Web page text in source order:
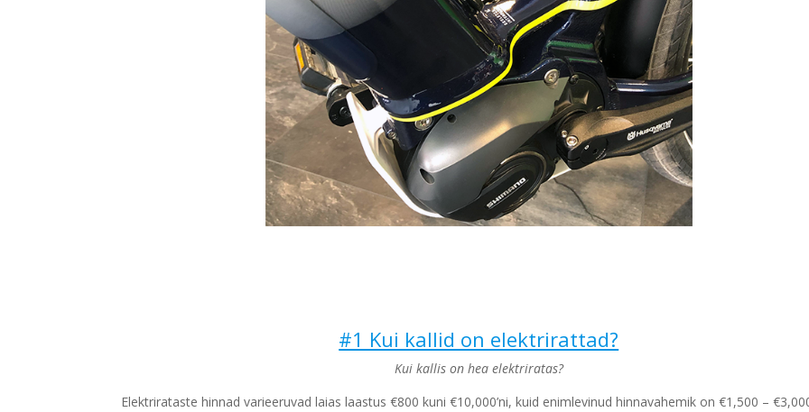
#1 Kui kallid on elektrirattad?
Kui kallis on hea elektriratas?
Elektrirataste hinnad varieeruvad laias laastus €800 kuni €10,000’ni, kuid enimlevinud hinnavahemik on €1,500 –